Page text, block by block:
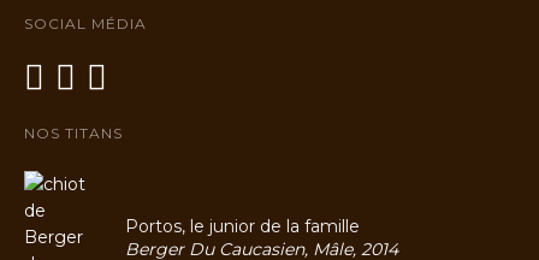
SOCIAL MÉDIA
NOS TITANS
Portos, le junior de la famille
Berger Du Caucasien, Mâle, 2014